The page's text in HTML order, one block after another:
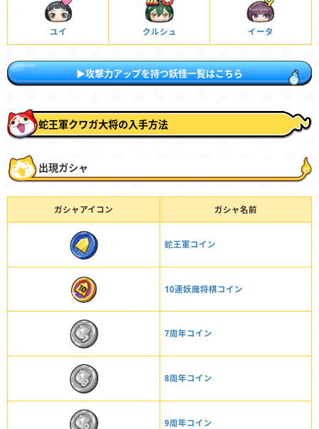
ユイ クルシュ イータ
▶攻撃力アップを持つ妖怪一覧はこちら
蛇王軍クワガ大将の入手方法
出現ガシャ
ガシャアイコン ガシャ名前
蛇王軍コイン
10連妖魔将棋コイン
7周年コイン
8周年コイン
9周年コイン